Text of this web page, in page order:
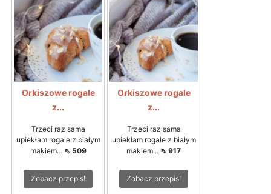
Orkiszowe rogale
z...
Trzeci raz sama
upiekłam rogale z białym
makiem... ⇖ 509
Zobacz przepis!
Orkiszowe rogale
z...
Trzeci raz sama
upiekłam rogale z białym
makiem... ⇖ 917
Zobacz przepis!